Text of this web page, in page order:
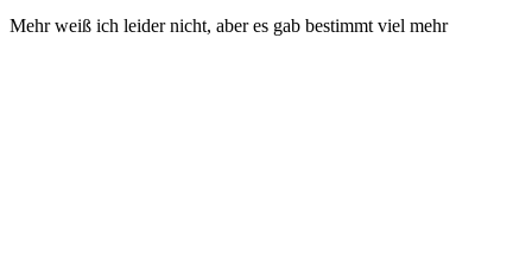
Mehr weiß ich leider nicht, aber es gab bestimmt viel mehr